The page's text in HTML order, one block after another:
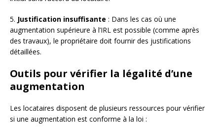
5. Justification insuffisante : Dans les cas où une
augmentation supérieure à l’IRL est possible (comme après
des travaux), le propriétaire doit fournir des justifications
détaillées.
Outils pour vérifier la légalité d’une
augmentation
Les locataires disposent de plusieurs ressources pour vérifier
si une augmentation est conforme à la loi :